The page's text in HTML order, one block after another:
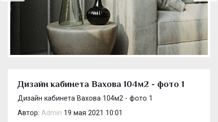
Дизайн кабинета Вахова 104м2 - фото 1
Дизайн кабинета Вахова 104м2 - фото 1
Автор: Admin 19 мая 2021 10:01